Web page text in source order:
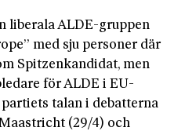
liberala ALDE-gruppen
med sju personer där
Spitzenkandidat, men
för ALDE i EU-
talan i debatterna
(29/4) och